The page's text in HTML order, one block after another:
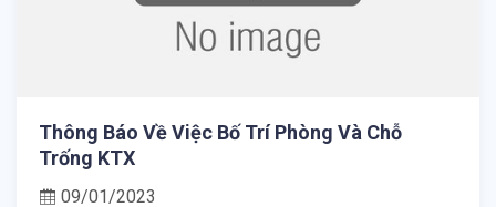
Thông Báo Về Việc Bố Trí Phòng Và Chỗ
Trống KTX
09/01/2023